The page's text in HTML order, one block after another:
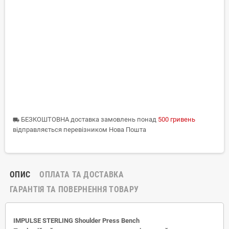
local_shipping БЕЗКОШТОВНА доставка замовлень понад 500 гривень
відправляється перевізником Нова Пошта
ОПИС
ОПЛАТА ТА ДОСТАВКА
ГАРАНТІЯ ТА ПОВЕРНЕННЯ ТОВАРУ
IMPULSE STERLING Shoulder Press Bench